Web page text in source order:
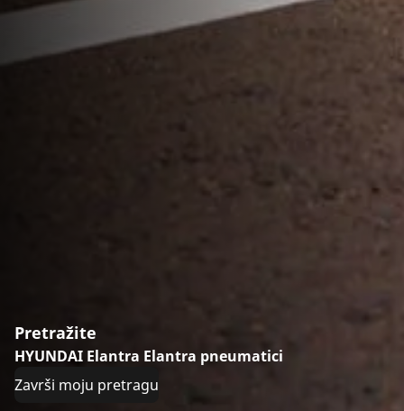
Pretražite
HYUNDAI Elantra Elantra pneumatici
Završi moju pretragu